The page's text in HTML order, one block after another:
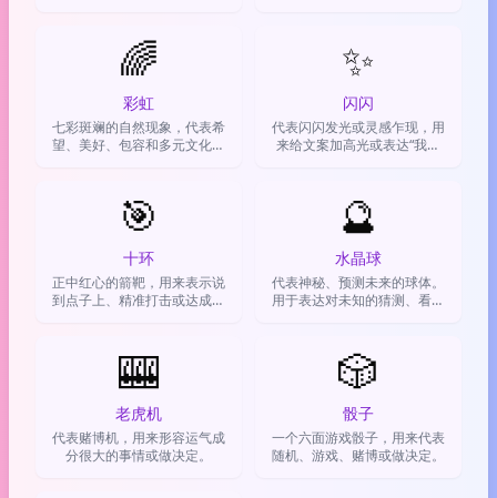
🌈
彩虹
七彩斑斓的自然现象，代表希
望、美好、包容和多元文化，
✨
闪闪
代表闪闪发光或灵感乍现，用
来给文案加高光或表达“我超
🎯
十环
正中红心的箭靶，用来表示说
到点子上、精准打击或达成目
🔮
水晶球
代表神秘、预测未来的球体。
用于表达对未知的猜测、看运
🎰
老虎机
代表赌博机，用来形容运气成
分很大的事情或做决定。
🎲
骰子
一个六面游戏骰子，用来代表
随机、游戏、赌博或做决定。